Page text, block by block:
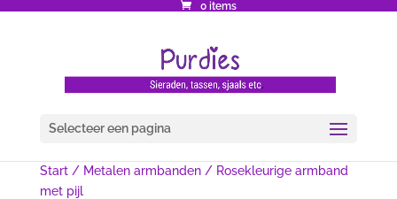
0 items
Selecteer een pagina
Start/ Metalen armbanden/ Rosekleurige armband
met pijl